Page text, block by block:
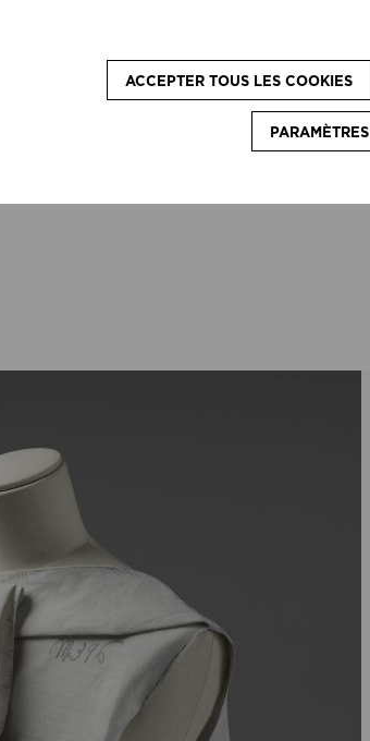
ateliers pédagogiques, destinés
la vision du couturier.
ACCEPTER TOUS LES COOKIES
PARAMÈTRES